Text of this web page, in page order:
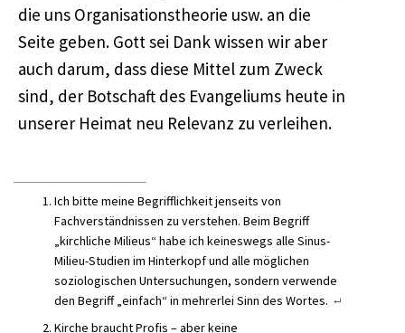
die uns Organisationstheorie usw. an die
Seite geben. Gott sei Dank wissen wir aber
auch darum, dass diese Mittel zum Zweck
sind, der Botschaft des Evangeliums heute in
unserer Heimat neu Relevanz zu verleihen.
Ich bitte meine Begrifflichkeit jenseits von
Fachverständnissen zu verstehen. Beim Begriff
„kirchliche Milieus“ habe ich keineswegs alle Sinus-
Milieu-Studien im Hinterkopf und alle möglichen
soziologischen Untersuchungen, sondern verwende
den Begriff „einfach“ in mehrerlei Sinn des Wortes.
Kirche braucht Profis – aber keine